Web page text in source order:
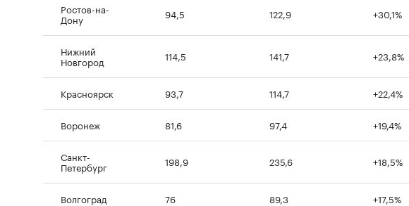
Ростов-на-
Дону 94,5 122,9 +30,1%
Нижний
Новгород 114,5 141,7 +23,8%
Красноярск 93,7 114,7 +22,4%
Воронеж 81,6 97,4 +19,4%
Санкт-
Петербург 198,9 235,6 +18,5%
Волгоград 76 89,3 +17,5%